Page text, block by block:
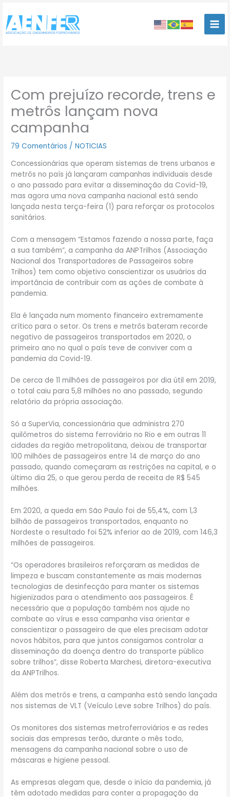
para
conteúdo
Com prejuízo recorde, trens e
metrôs lançam nova
campanha
79 Comentários /NOTICIAS
Concessionárias que operam sistemas de trens urbanos e
metrôs no país já lançaram campanhas individuais desde
o ano passado para evitar a disseminação da Covid-19,
mas agora uma nova campanha nacional está sendo
lançada nesta terça-feira (1) para reforçar os protocolos
sanitários.
Com a mensagem “Estamos fazendo a nossa parte, faça
a sua também”, a campanha da ANPTrilhos (Associação
Nacional dos Transportadores de Passageiros sobre
Trilhos) tem como objetivo conscientizar os usuários da
importância de contribuir com as ações de combate à
pandemia.
Ela é lançada num momento financeiro extremamente
crítico para o setor. Os trens e metrôs bateram recorde
negativo de passageiros transportados em 2020, o
primeiro ano no qual o país teve de conviver com a
pandemia da Covid-19.
De cerca de 11 milhões de passageiros por dia útil em 2019,
o total caiu para 5,8 milhões no ano passado, segundo
relatório da própria associação.
Só a SuperVia, concessionária que administra 270
quilômetros do sistema ferroviário no Rio e em outras 11
cidades da região metropolitana, deixou de transportar
100 milhões de passageiros entre 14 de março do ano
passado, quando começaram as restrições na capital, e o
último dia 25, o que gerou perda de receita de R$ 545
milhões.
Em 2020, a queda em São Paulo foi de 55,4%, com 1,3
bilhão de passageiros transportados, enquanto no
Nordeste o resultado foi 52% inferior ao de 2019, com 146,3
milhões de passageiros.
“Os operadores brasileiros reforçaram as medidas de
limpeza e buscam constantemente as mais modernas
tecnologias de desinfecção para manter os sistemas
higienizados para o atendimento aos passageiros. É
necessário que a população também nos ajude no
combate ao vírus e essa campanha visa orientar e
conscientizar o passageiro de que eles precisam adotar
novos hábitos, para que juntos consigamos controlar a
disseminação da doença dentro do transporte público
sobre trilhos”, disse Roberta Marchesi, diretora-executiva
da ANPTrilhos.
Além dos metrôs e trens, a campanha está sendo lançada
nos sistemas de VLT (Veículo Leve sobre Trilhos) do país.
Os monitores dos sistemas metroferroviários e as redes
sociais das empresas terão, durante o mês todo,
mensagens da campanha nacional sobre o uso de
máscaras e higiene pessoal.
As empresas alegam que, desde o início da pandemia, já
têm adotado medidas para conter a propagação da